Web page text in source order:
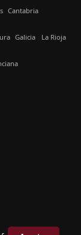
Cantabria
Galicia La Rioja